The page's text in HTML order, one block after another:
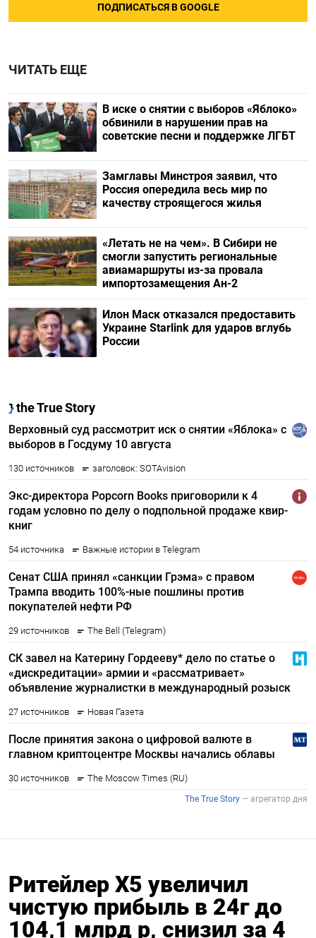
ПОДПИСАТЬСЯ В GOOGLE
ЧИТАТЬ ЕЩЕ
В иске о снятии с выборов «Яблоко»
обвинили в нарушении прав на
советские песни и поддержке ЛГБТ
Замглавы Минстроя заявил, что
Россия опередила весь мир по
качеству строящегося жилья
«Летать не на чем». В Сибири не
смогли запустить региональные
авиамаршруты из-за провала
импортозамещения Ан-2
Илон Маск отказался предоставить
Украине Starlink для ударов вглубь
России
Ритейлер Х5 увеличил
чистую прибыль в 24г до
104,1 млрд р, снизил за 4